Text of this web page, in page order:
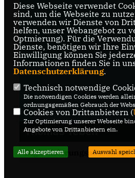
Thomas Teben
Digitalisierungsausschuss
Diese Webseite verwendet
sind, um die Webseite zu
verwenden wir Dienste von
helfen, unser Webangebot zu
Optmierung). Für die
Dienste, benötigen wir Ihre
Einwilligung können Sie
Informationen finden Sie in
Datenschutzerklärung.
Technisch notwendige
Die notwendigen Cookies werden
ordnungsgemäßen Gebrauch der
Cookies von Drittanbietern (
Zur Optimierung unserer Webseite
Angebote von Drittanbietern ein.
Alle akzeptieren Auswahl